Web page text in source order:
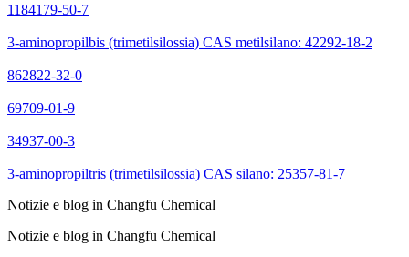
1184179-50-7
3-aminopropilbis (trimetilsilossia) CAS metilsilano: 42292-18-2
862822-32-0
69709-01-9
34937-00-3
3-aminopropiltris (trimetilsilossia) CAS silano: 25357-81-7
Notizie e blog in Changfu Chemical
Notizie e blog in Changfu Chemical